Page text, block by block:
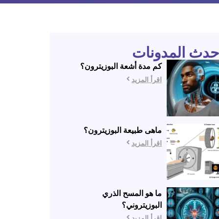
المدونات
كم مدة أشعة البوزيترون؟
اقرأ المزيد
ماهى طبيعة البوزيترون؟
اقرأ المزيد
ما هو المسح الذري
البوزيتروني؟